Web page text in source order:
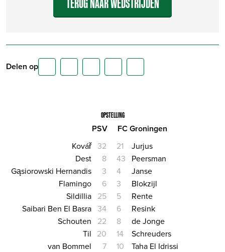
Delen op
OPSTELLING
PSV FC Groningen
Kovář 32 Jurjus
21
Dest
8 Peersman
43
Gąsiorowski Hernandis
3 Janse
4
Flamingo
6 Blokzijl
3
Sildillia
25 Rente
5
Saibari Ben El Basra
34 Resink
6
Schouten
22 de Jonge
8
Til 20 Schreuders
14
van Bommel
7 Taha El Idrissi
10